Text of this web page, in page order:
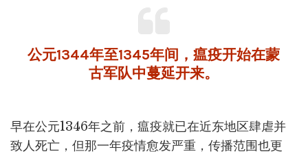
公元1344年至1345年间，瘟疫开始在蒙
古军队中蔓延开来。
早在公元1346年之前，瘟疫就已在近东地区肆虐并
致人死亡，但那一年疫情愈发严重，传播范围也更